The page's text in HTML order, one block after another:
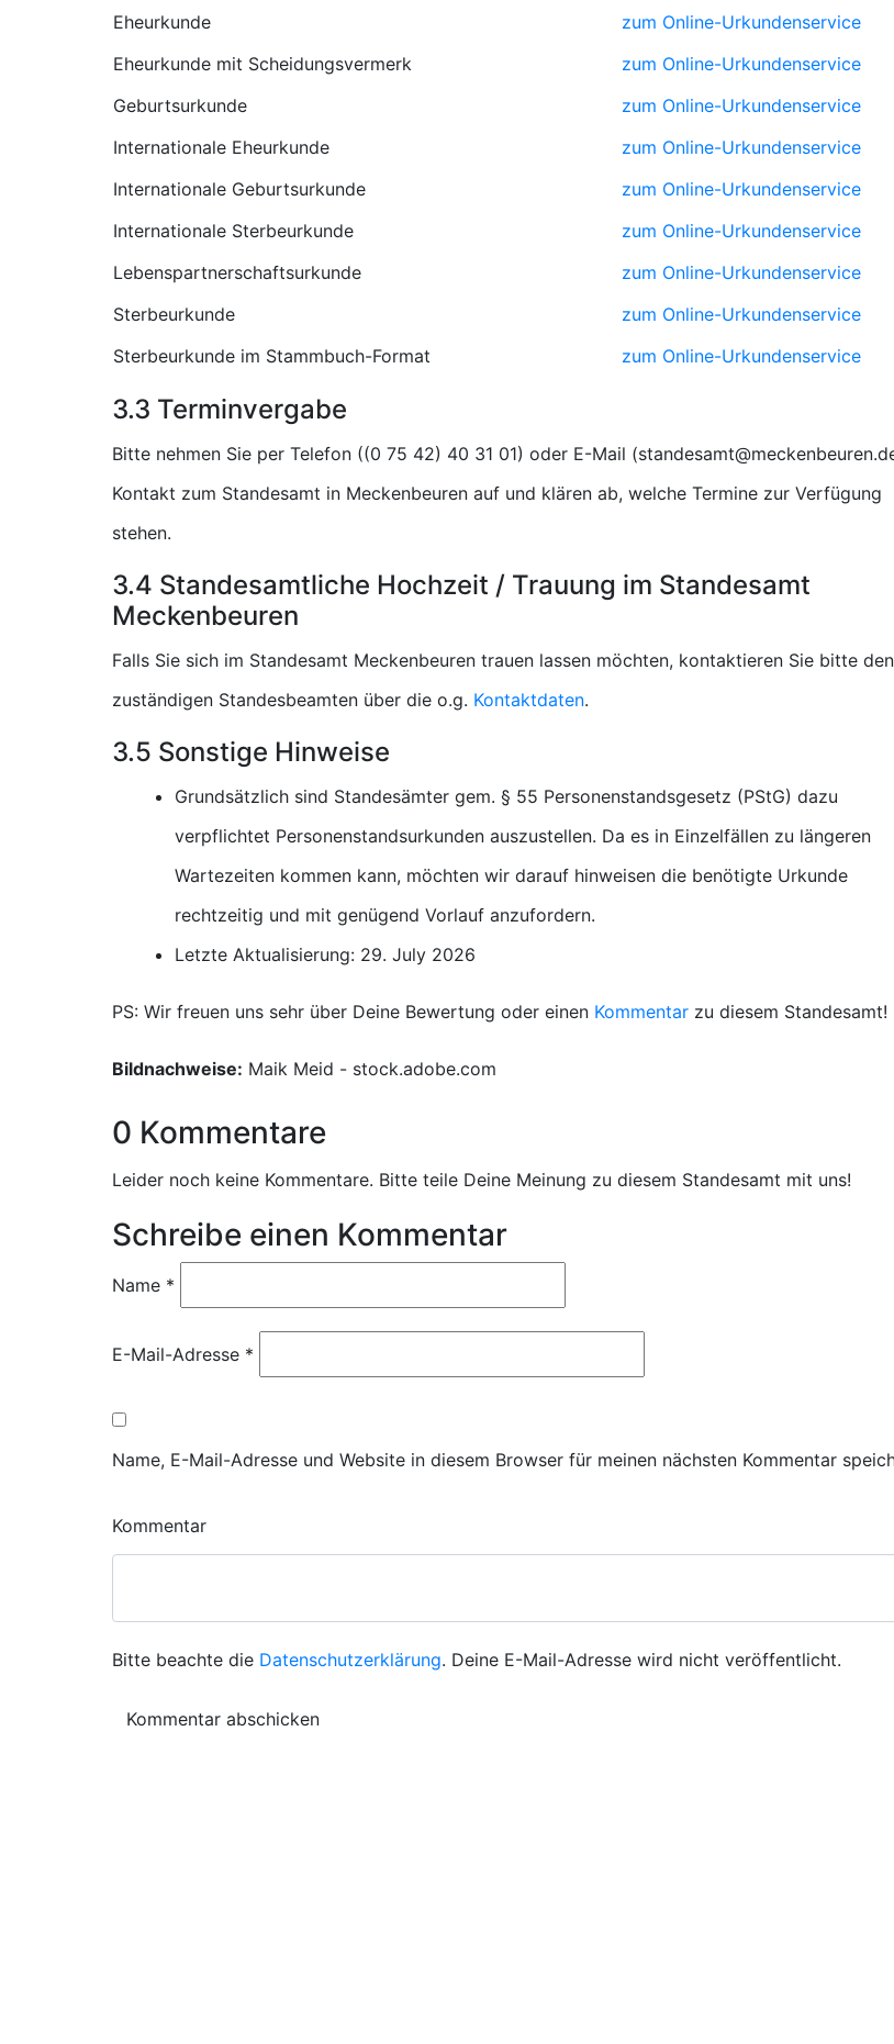
Eheurkunde
zum Online-Urkundenservice
Eheurkunde mit Scheidungsvermerk
zum Online-Urkundenservice
Geburtsurkunde
zum Online-Urkundenservice
Internationale Eheurkunde
zum Online-Urkundenservice
Internationale Geburtsurkunde
zum Online-Urkundenservice
Internationale Sterbeurkunde
zum Online-Urkundenservice
Lebenspartnerschaftsurkunde
zum Online-Urkundenservice
Sterbeurkunde
zum Online-Urkundenservice
Sterbeurkunde im Stammbuch-Format
zum Online-Urkundenservice
3.3 Terminvergabe
Bitte nehmen Sie per Telefon ( ) oder E-Mail (
Kontakt zum Standesamt in Meckenbeuren auf und klären ab, welche Termine zur Verfügung
stehen.
3.4 Standesamtliche Hochzeit / Trauung im Standesamt
Meckenbeuren
Falls Sie sich im Standesamt Meckenbeuren trauen lassen möchten, kontaktieren Sie bitte den
zuständigen Standesbeamten über die o.g. Kontaktdaten.
3.5 Sonstige Hinweise
Grundsätzlich sind Standesämter gem. § 55 Personenstandsgesetz (PStG) dazu
verpflichtet Personenstandsurkunden auszustellen. Da es in Einzelfällen zu längeren
Wartezeiten kommen kann, möchten wir darauf hinweisen die benötigte Urkunde
rechtzeitig und mit genügend Vorlauf anzufordern.
Letzte Aktualisierung: 29. July 2026
PS: Wir freuen uns sehr über Deine Bewertung oder einen Kommentar zu diesem Standesamt!
Bildnachweise: Maik Meid - stock.adobe.com
0 Kommentare
Leider noch keine Kommentare. Bitte teile Deine Meinung zu diesem Standesamt mit uns!
Schreibe einen Kommentar
Name *
E-Mail-Adresse *
Name, E-Mail-Adresse und Website in diesem Browser für meinen nächsten Kommentar
Kommentar
Bitte beachte die Datenschutzerklärung. Deine E-Mail-Adresse wird nicht veröffentlicht.